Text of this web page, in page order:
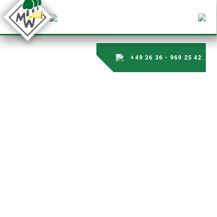
+49 26 36 - 969 25 42